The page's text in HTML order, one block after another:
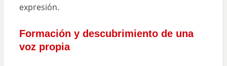
expresión.
Formación y descubrimiento de una
voz propia